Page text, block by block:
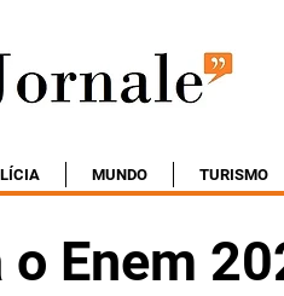
MUNDO TURISMO
Enem